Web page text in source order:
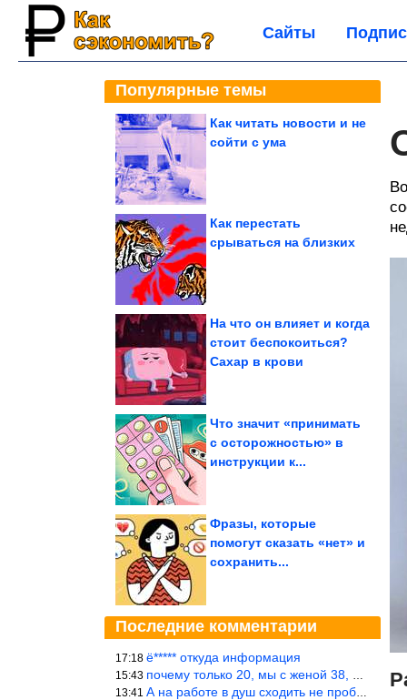
Сайты
Популярные темы
Как читать новости и не
сойти с ума
Как перестать
срываться на близких
На что он влияет и когда
стоит беспокоиться?
Сахар в крови
Что значит «принимать
с осторожностью» в
инструкции к...
Фразы, которые
помогут сказать «нет» и
сохранить...
Последние комментарии
17:18 ё***** откуда информация
15:43 почему только 20, мы с женой 38, называется ртутной свадьбой, гр
13:41 А на работе в душ сходить не пробовали?